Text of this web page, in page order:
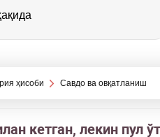
ҳисоби Савдо ва овқатланиш
кетган, лекин пул